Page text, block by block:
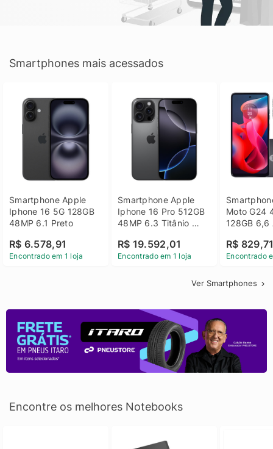
Smartphones mais acessados
Smartphone Apple
Iphone 16 5G 128GB
48MP 6.1 Preto
R$ 6.578,91
Encontrado em 1 loja
Smartphone Apple
Iphone 16 Pro 512GB
48MP 6.3 Titânio
R$ 19.592,01
Encontrado em 1 loja
Moto G24
128GB 6,6
R$
Encontrado
Ver Smartphones
Encontre os melhores Notebooks